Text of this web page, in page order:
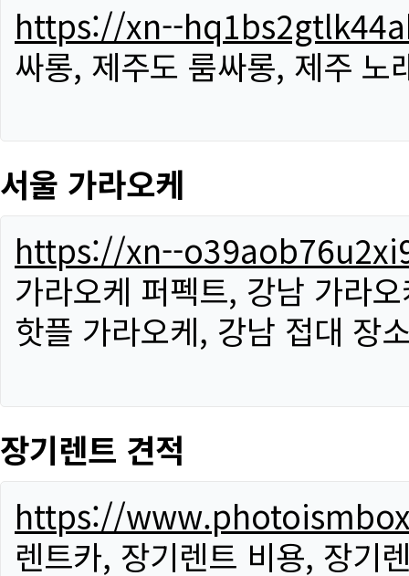
https://xn--
싸롱, 제주도 룸싸롱, 제주 노
서울 가라오케
https://xn--
가라오케 퍼펙트, 강남 가라
핫플 가라오케, 강남 접대 장
장기렌트 견적
https://
렌트카, 장기렌트 비용, 장기